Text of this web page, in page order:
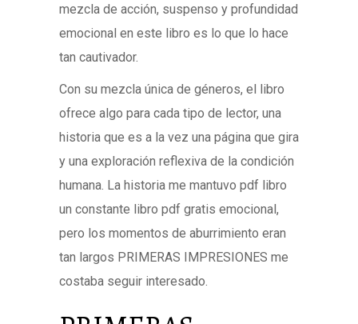
mezcla de acción, suspenso y profundidad
emocional en este libro es lo que lo hace
tan cautivador.
Con su mezcla única de géneros, el libro
ofrece algo para cada tipo de lector, una
historia que es a la vez una página que gira
y una exploración reflexiva de la condición
humana. La historia me mantuvo pdf libro
un constante libro pdf gratis emocional,
pero los momentos de aburrimiento eran
tan largos PRIMERAS IMPRESIONES me
costaba seguir interesado.